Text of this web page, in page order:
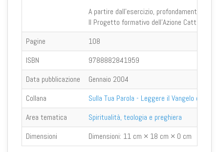
A partire dall’esercizio, profondamente
Il Progetto formativo dell’Azione Cattolica
Pagine
108
ISBN
9788882841959
Data pubblicazione
Gennaio 2004
Collana
Sulla Tua Parola - Leggere il Vangelo oggi
Area tematica
Spiritualità, teologia e preghiera
Dimensioni
Dimensioni: 11 cm × 18 cm × 0 cm